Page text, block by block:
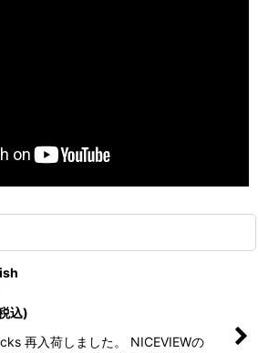
込)
再入荷しました。 NICEVIEWの